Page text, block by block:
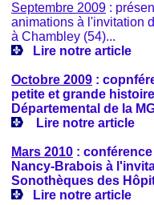
Septembre 2009 :
animations à l'invitation
à Chambley (54)...
Lire notre article
Octobre 2009 :
petite et grande
Départemental de la
Lire notre article
Mars 2010 :
Nancy-Brabois à
Sonothèques des
Lire notre article